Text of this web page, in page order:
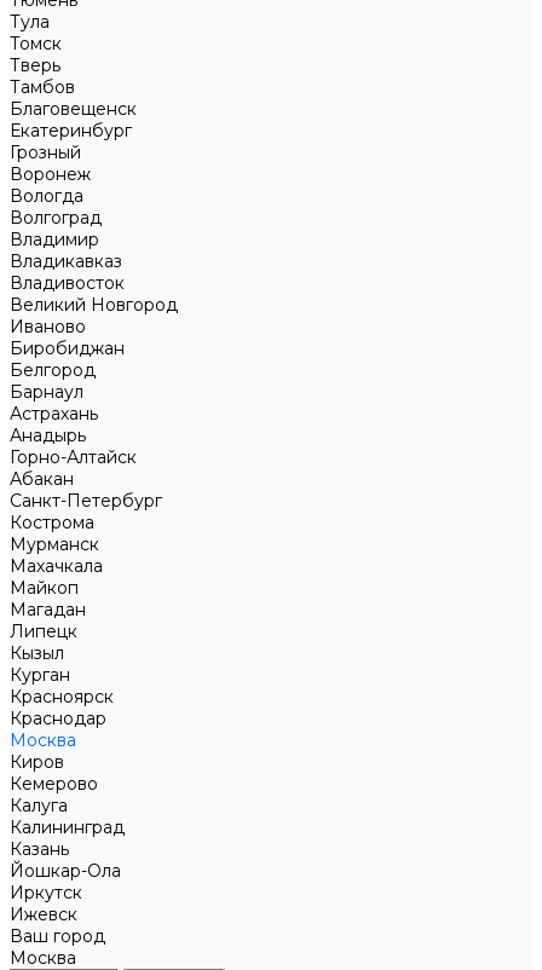
Тула
Томск
Тверь
Тамбов
Благовещенск
Екатеринбург
Грозный
Воронеж
Вологда
Волгоград
Владимир
Владикавказ
Владивосток
Великий Новгород
Иваново
Биробиджан
Белгород
Барнаул
Астрахань
Анадырь
Горно-Алтайск
Абакан
Санкт-Петербург
Кострома
Мурманск
Махачкала
Майкоп
Магадан
Липецк
Кызыл
Курган
Красноярск
Краснодар
Москва
Киров
Кемерово
Калуга
Калининград
Казань
Йошкар-Ола
Иркутск
Ижевск
Ваш город
Москва